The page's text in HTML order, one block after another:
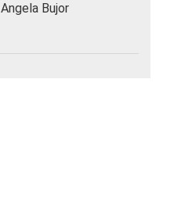
Angela Bujor